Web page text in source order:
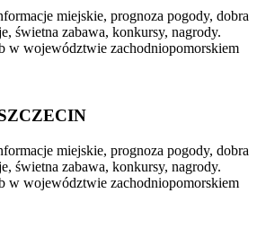
miejskie, prognoza pogody, dobra
świetna zabawa, konkursy, nagrody.
w województwie zachodniopomorskiem
miejskie, prognoza pogody, dobra
świetna zabawa, konkursy, nagrody.
w województwie zachodniopomorskiem